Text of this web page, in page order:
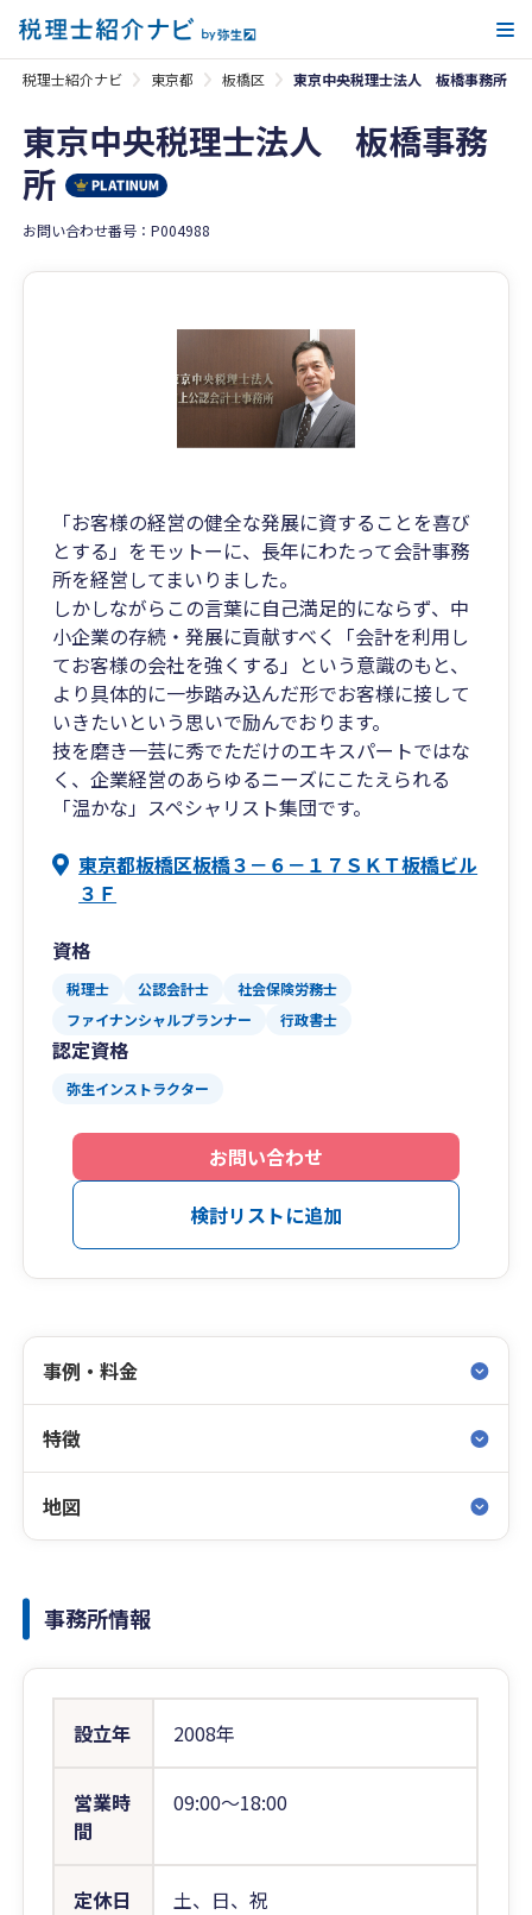
税理士紹介ナビ 東京都 板橋区 東京中央税理士法人 板橋事務所
東京中央税理士法人 板橋事務
所
お問い合わせ番号：P004988
「お客様の経営の健全な発展に資することを喜び
とする」をモットーに、長年にわたって会計事務
所を経営してまいりました。
しかしながらこの言葉に自己満足的にならず、中
小企業の存続・発展に貢献すべく「会計を利用し
てお客様の会社を強くする」という意識のもと、
より具体的に一歩踏み込んだ形でお客様に接して
いきたいという思いで励んでおります。
技を磨き一芸に秀でただけのエキスパートではな
く、企業経営のあらゆるニーズにこたえられる
「温かな」スペシャリスト集団です。
東京都板橋区板橋３－６－１７ＳＫＴ板橋ビル
３Ｆ
資格
税理士 公認会計士
社会保険労務士
ファイナンシャルプランナー
行政書士
認定資格
弥生インストラクター
お問い合わせ
検討リストに追加
事例・料金
特徴
地図
事務所情報
設立年 2008年
営業時
間
09:00〜18:00
定休日 土、日、祝